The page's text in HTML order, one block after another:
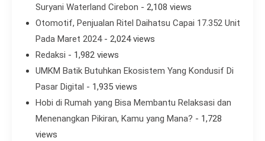
Suryani Waterland Cirebon - 2,108 views
Otomotif, Penjualan Ritel Daihatsu Capai 17.352 Unit
Pada Maret 2024- 2,024 views
Redaksi - 1,982 views
UMKM Batik Butuhkan Ekosistem Yang Kondusif Di
Pasar Digital - 1,935 views
Hobi di Rumah yang Bisa Membantu Relaksasi dan
Menenangkan Pikiran, Kamu yang Mana? - 1,728
views